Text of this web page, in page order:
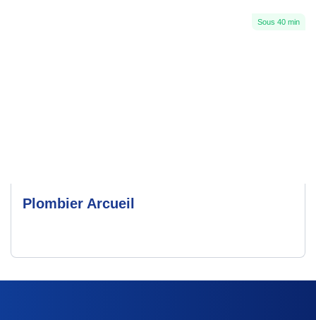
Sous 40 min
Plombier Arcueil